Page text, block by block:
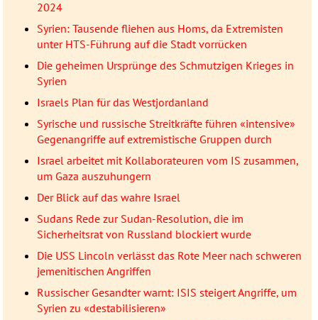
2024
Syrien: Tausende fliehen aus Homs, da Extremisten
unter HTS-Führung auf die Stadt vorrücken
Die geheimen Ursprünge des Schmutzigen Krieges in
Syrien
Israels Plan für das Westjordanland
Syrische und russische Streitkräfte führen «intensive»
Gegenangriffe auf extremistische Gruppen durch
Israel arbeitet mit Kollaborateuren vom IS zusammen,
um Gaza auszuhungern
Der Blick auf das wahre Israel
Sudans Rede zur Sudan-Resolution, die im
Sicherheitsrat von Russland blockiert wurde
Die USS Lincoln verlässt das Rote Meer nach schweren
jemenitischen Angriffen
Russischer Gesandter warnt: ISIS steigert Angriffe, um
Syrien zu «destabilisieren»